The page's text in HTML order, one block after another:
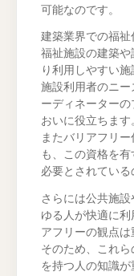
可能なのです。
建築業界での福祉
福祉施設の建築や
り利用しやすい
施設利用者のニ
ーディネーター
おいに役立ちます
またバリアフリ
も、この資格を
必要とされている
さらには公共施
ゆる人が快適に
アフリーの観点は
そのため、これ
を持つ人の知識が